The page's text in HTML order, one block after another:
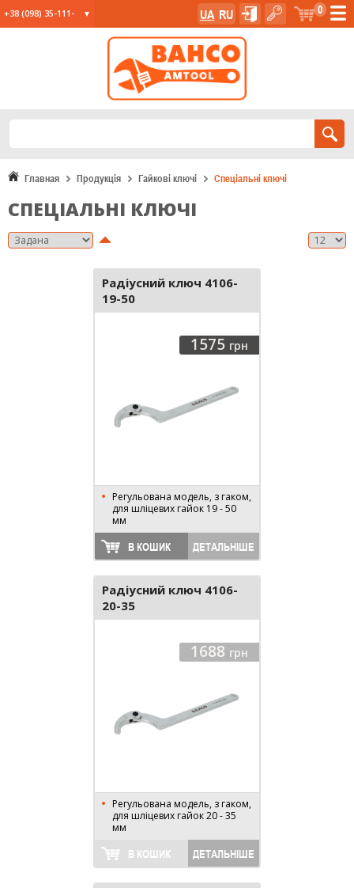
+38 (098) 35-111- 0
UA RU
Главная Продукція Гайкові ключі Спеціальні ключі
СПЕЦІАЛЬНІ КЛЮЧІ
Радіусний ключ 4106-
19-50
1575 грн
Регульована модель, з гаком,
для шліцевих гайок 19 - 50
мм
В КОШИК ДЕТАЛЬНІШЕ
Радіусний ключ 4106-
20-35
1688 грн
Регульована модель, з гаком,
для шліцевих гайок 20 - 35
мм
В КОШИК ДЕТАЛЬНІШЕ